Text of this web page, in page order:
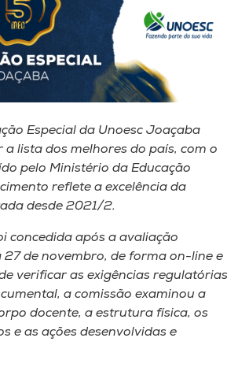
Especial da Unoesc Joaçaba
lista dos melhores do país, com o
pelo Ministério da Educação
reflete a excelência da
desde 2021/2.
concedida após a avaliação
27 de novembro, de forma on-line e
verificar as exigências regulatórias
a comissão examinou a
docente, a estrutura física, os
e as ações desenvolvidas e